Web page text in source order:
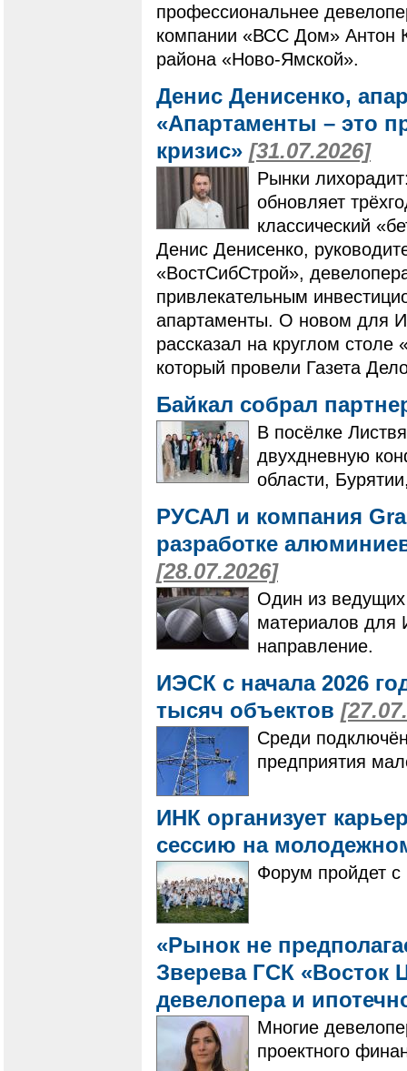
профессиональнее
компании «ВСС Дом» Антон
района «Ново-Ямской».
Денис Денисенко,
«Апартаменты – это
кризис» [31.07.2026]
Рынки
обновляет
классический
Денис Денисенко,
«ВостСибСтрой»,
привлекательным
апартаменты. О новом для
рассказал на круглом столе
который провели Газета
Байкал собрал
В посёлке
двухдневную
области,
РУСАЛ и компания
разработке
[28.07.2026]
Один из ведущих
материалов для
направление.
ИЭСК с начала 2026
тысяч объектов
Среди
предприятия
ИНК организует
сессию на
Форум пройдет с
«Рынок не
Зверева ГСК «Восток
девелопера и
Многие
проектного